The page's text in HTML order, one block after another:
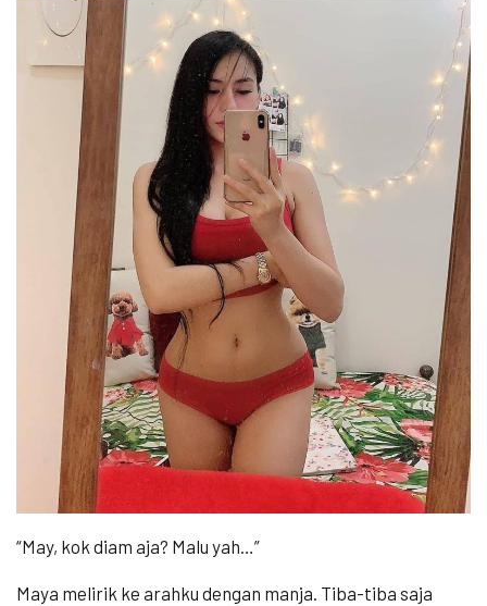
“May, kok diam aja? Malu yah…”
Maya melirik ke arahku dengan manja. Tiba-tiba saja